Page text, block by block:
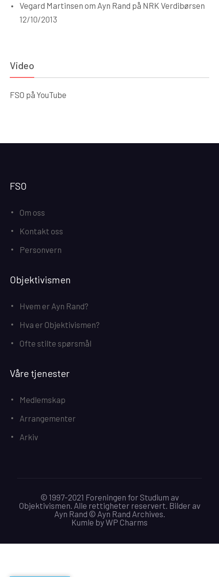
Vegard Martinsen om Ayn Rand på NRK Verdibørsen
12/10/2013
Video
FSO på YouTube
FSO
Om oss
Kontakt oss
Personvern
Objektivismen
Hvem er Ayn Rand?
Hva er Objektivismen?
Ofte stilte spørsmål
Våre tjenester
Medlemskap
Arrangementer
Arkiv
© 1997-2021 Foreningen for Studium av
Objektivismen. Alle rettigheter reservert. Bilder av
Ayn Rand © Ayn Rand Archives.
Kumle byWP Charms